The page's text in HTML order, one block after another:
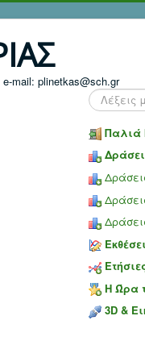
mail: plinetkas@sch.gr
Search
...
Παλιά
Η Ώρα
3D &